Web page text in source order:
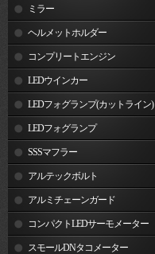
ミラー
ヘルメットホルダー
コンプリートエンジン
LEDウインカー
LEDフォグランプ(カットライン)
LEDフォグランプ
SSSマフラー
アルテックボルト
アルミチェーンガード
コンパクトLEDサーモメーター
スモールDNタコメーター